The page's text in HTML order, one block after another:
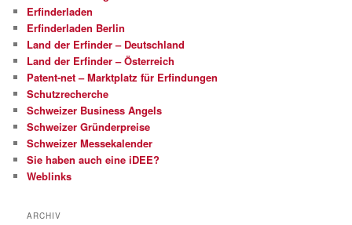
Erfinderladen
Erfinderladen Berlin
Land der Erfinder – Deutschland
Land der Erfinder – Österreich
Patent-net – Marktplatz für Erfindungen
Schutzrecherche
Schweizer Business Angels
Schweizer Gründerpreise
Schweizer Messekalender
Sie haben auch eine iDEE?
Weblinks
ARCHIV